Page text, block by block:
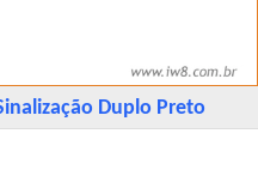
Duplo Preto